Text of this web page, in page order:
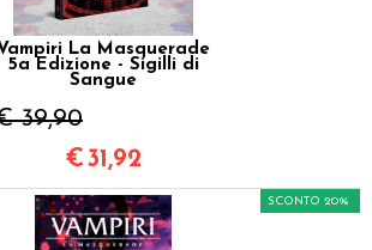
La Masquerade
5a Edizione - Sigilli di
Sangue
39,90
€31,92
SCONTO 20%